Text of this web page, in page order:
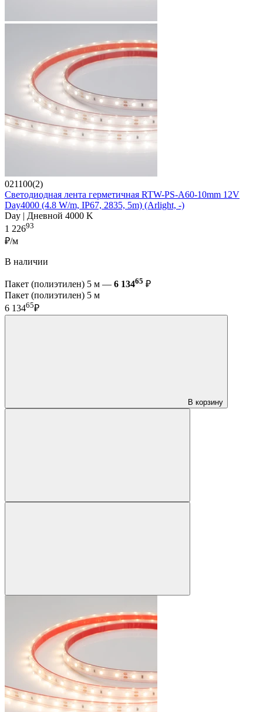
021100(2)
Светодиодная лента герметичная RTW-PS-A60-10mm 12V
Day4000 (4.8 W/m, IP67, 2835, 5m) (Arlight, -)
Day | Дневной 4000 K
1 22693
₽/м
В наличии
Пакет (полиэтилен) 5 м — 6 13465 ₽
Пакет (полиэтилен) 5 м
6 13465₽
В корзину